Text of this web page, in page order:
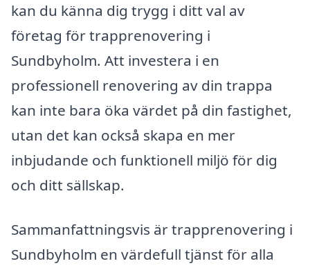
kan du känna dig trygg i ditt val av
företag för trapprenovering i
Sundbyholm. Att investera i en
professionell renovering av din trappa
kan inte bara öka värdet på din fastighet,
utan det kan också skapa en mer
inbjudande och funktionell miljö för dig
och ditt sällskap.
Sammanfattningsvis är trapprenovering i
Sundbyholm en värdefull tjänst för alla